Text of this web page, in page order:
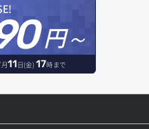
円～
月11日(金) 17時まで